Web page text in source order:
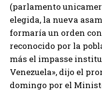
(parlamento
elegida, la nueva
formaría un orden
reconocido por la
más el impasse
Venezuela», dijo el
domingo por el